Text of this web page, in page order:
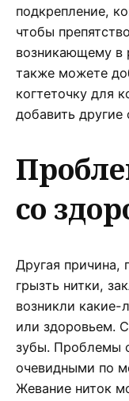
подкрепление,
чтобы
возникающему в
также можете
когтеточку для
добавить другие
со
Другая причина,
грызть нитки,
возникли
или здоровьем.
зубы. Проблемы
очевидными по
Жевание ниток